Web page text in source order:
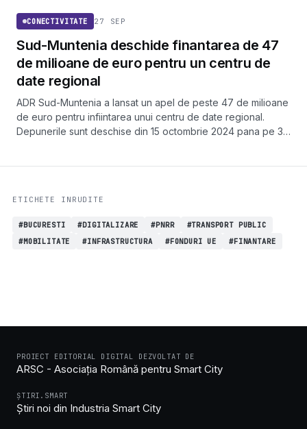
CONECTIVITATE 27 SEP
Sud-Muntenia deschide finantarea de 47
de milioane de euro pentru un centru de
date regional
ADR Sud-Muntenia a lansat un apel de peste 47 de milioane
de euro pentru infiintarea unui centru de date regional.
Depunerile sunt deschise din 15 octombrie 2024 pana pe 30
ETICHETE INRUDITE
#BUCURESTI #DIGITALIZARE #PNRR
#TRANSPORT PUBLIC
#MOBILITATE
#INFRASTRUCTURA #FONDURI UE #FINANTARE
PROIECT EDITORIAL DIGITAL DEZVOLTAT DE
ARSC - Asociația Română pentru Smart City
ȘTIRI.SMART
Știri noi din Industria Smart City